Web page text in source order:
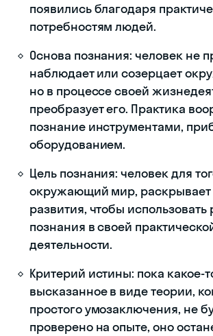
появились благодаря
потребностям людей.
Основа познания: человек не
наблюдает или созерцает
но в процессе своей
преобразует его. Практика
познание инструментами,
оборудованием.
Цель познания: человек для
окружающий мир, раскрывает
развития, чтобы использовать
познания в своей
деятельности.
Критерий истины: пока какое-
высказанное в виде теории,
простого умозаключения, не
проверено на опыте, оно